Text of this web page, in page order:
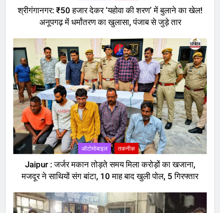
श्रीगंगानगर: ₹50 हजार देकर ‘यहोवा की शरण’ में बुलाने का खेल!
अनूपगढ़ में धर्मांतरण का खुलासा, पंजाब से जुड़े तार
ऑटोमोबाइल तकनीक
Jaipur : जर्जर मकान तोड़ते समय मिला करोड़ों का खजाना,
मजदूर ने साथियों संग बांटा, 10 माह बाद खुली पोल, 5 गिरफ्तार